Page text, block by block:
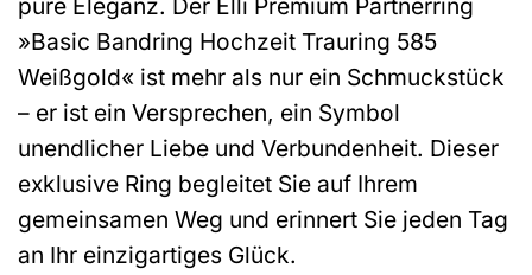
»Basic Bandring Hochzeit Trauring 585
Weißgold« ist mehr als nur ein Schmuckstück
– er ist ein Versprechen, ein Symbol
unendlicher Liebe und Verbundenheit. Dieser
exklusive Ring begleitet Sie auf Ihrem
gemeinsamen Weg und erinnert Sie jeden Tag
an Ihr einzigartiges Glück.